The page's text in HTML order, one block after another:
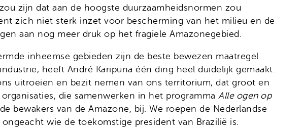
zijn dat aan de hoogste duurzaamheidsnormen zou
zich niet sterk inzet voor bescherming van het milieu en de
aan nog meer druk op het fragiele Amazonegebied.
inheemse gebieden zijn de beste bewezen maatregel
heeft André Karipuna één ding heel duidelijk gemaakt:
uitroeien en bezit nemen van ons territorium, dat groot en
die samenwerken in het programma Alle ogen op
bewakers van de Amazone, bij. We roepen de Nederlandse
wie de toekomstige president van Brazilië is.